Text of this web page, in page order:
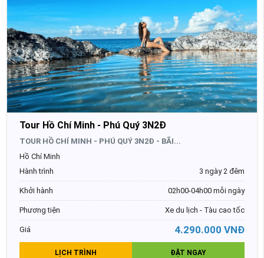
Tour Hồ Chí Minh - Phú Quý 3N2Đ
TOUR HỒ CHÍ MINH - PHÚ QUÝ 3N2Đ - BÃI...
Hồ Chí Minh
Hành trình
3 ngày 2 đêm
Khởi hành 02h00-04h00 mỗi ngày
Phương tiện Xe du lịch - Tàu cao tốc
Giá 4.290.000 VNĐ
LỊCH TRÌNH ĐẶT NGAY